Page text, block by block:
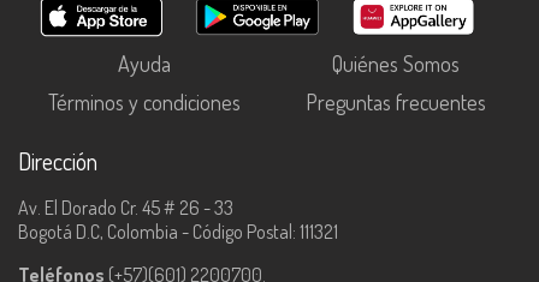
Ayuda
Quiénes Somos
Términos y condiciones
Preguntas frecuentes
Dirección
Av. El Dorado Cr. 45 # 26 - 33
Bogotá D.C, Colombia - Código Postal: 111321
Teléfonos (+57)(601) 2200700.